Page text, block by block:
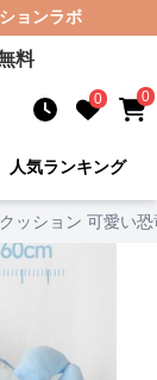
ョンラボ
料
0 0
人気ランキング
ッション 可愛い